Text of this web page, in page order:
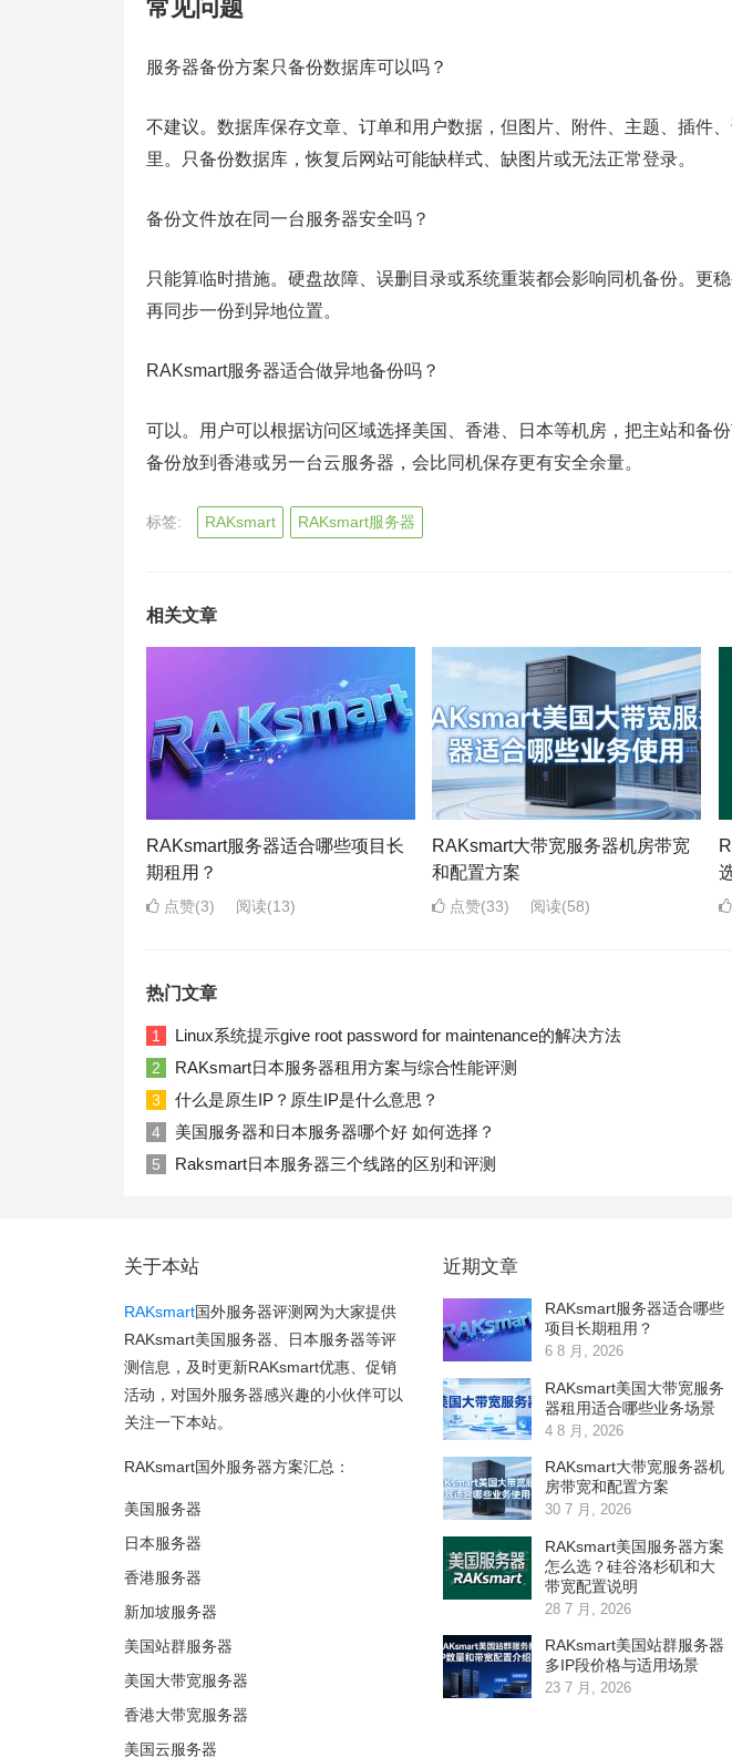
常见问题
服务器备份方案只备份数据库可以吗？
不建议。数据库保存文章、订单和用户数据，但图片、附件、主题、插件
里。只备份数据库，恢复后网站可能缺样式、缺图片或无法正常登录。
备份文件放在同一台服务器安全吗？
只能算临时措施。硬盘故障、误删目录或系统重装都会影响同机备份。更
再同步一份到异地位置。
RAKsmart服务器适合做异地备份吗？
可以。用户可以根据访问区域选择美国、香港、日本等机房，把主站和备
备份放到香港或另一台云服务器，会比同机保存更有安全余量。
标签: RAKsmart RAKsmart服务器
相关文章
RAKsmart服务器适合哪些项目长
期租用？
点赞(3) 阅读(13)
RAKsmart大带宽服务器机房带宽
和配置方案
点赞(33) 阅读(58)
热门文章
1 Linux系统提示give root password for maintenance的解决方法
2 RAKsmart日本服务器租用方案与综合性能评测
3 什么是原生IP？原生IP是什么意思？
4 美国服务器和日本服务器哪个好 如何选择？
5 Raksmart日本服务器三个线路的区别和评测
关于本站
RAKsmart国外服务器评测网为大家提供
RAKsmart美国服务器、日本服务器等评
测信息，及时更新RAKsmart优惠、促销
活动，对国外服务器感兴趣的小伙伴可以
关注一下本站。
RAKsmart国外服务器方案汇总：
美国服务器
日本服务器
香港服务器
新加坡服务器
美国站群服务器
美国大带宽服务器
香港大带宽服务器
美国云服务器
近期文章
RAKsmart服务器适合哪些
项目长期租用？
6 8 月, 2026
RAKsmart美国大带宽服务
器租用适合哪些业务场景
4 8 月, 2026
RAKsmart大带宽服务器机
房带宽和配置方案
30 7 月, 2026
RAKsmart美国服务器方案
怎么选？硅谷洛杉矶和大
带宽配置说明
28 7 月, 2026
RAKsmart美国站群服务器
多IP段价格与适用场景
23 7 月, 2026